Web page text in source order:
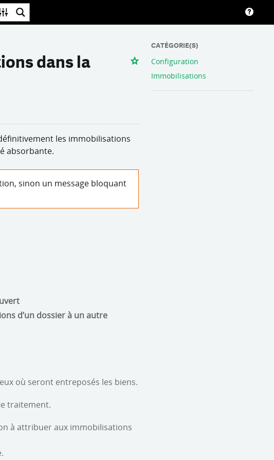
dans la
les immobilisations
absorbante.
sinon un message bloquant
d’un dossier à un autre
où seront entreposés les biens.
traitement.
à attribuer aux immobilisations
CATÉGORIE(S)
Configuration
Immobilisations